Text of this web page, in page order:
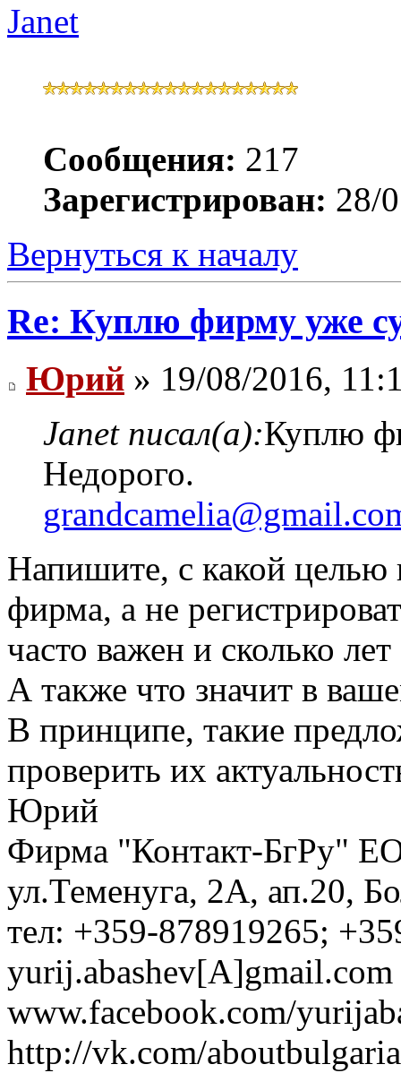
Janet
Сообщения: 217
Зарегистрирован: 28/
Вернуться к началу
Re: Куплю фирму уже
Юрий » 19/08/2016,
Janet писал(а):Куплю
Недорого.
Напишите, с какой
фирма, а не
часто важен и сколько
А также что значит в
В принципе, такие
проверить их
Юрий
Фирма "Контакт-БгРу"
ул.Теменуга, 2А, ап.20,
тел: +359-878919265;
yurij.abashev[A]gmail.com
www.facebook.com/
http://vk.com/aboutbulgaria